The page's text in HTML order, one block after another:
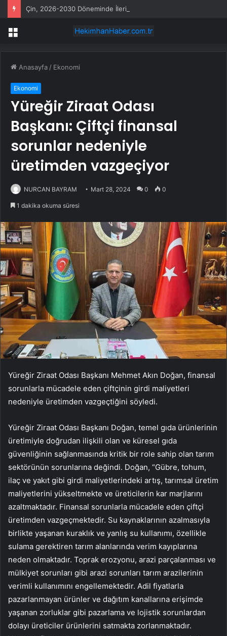
Menü
Anasayfa / Ekonomi
Ekonomi
Yüreğir Ziraat Odası
Başkanı: Çiftçi finansal
sorunlar nedeniyle
üretimden vazgeçiyor
NURCAN BAYRAM Mart 28, 2024 0 0
1 dakika okuma süresi
Yüreğir Ziraat Odası Başkanı Mehmet Akın Doğan, finansal
sorunlarla mücadele eden çiftçinin girdi maliyetleri
nedeniyle üretimden vazgeçtiğini söyledi.
Yüreğir Ziraat Odası Başkanı Doğan, temel gıda ürünlerinin
üretimiyle doğrudan ilişkili olan ve küresel gıda
güvenliğinin sağlanmasında kritik bir role sahip olan tarım
sektörünün sorunlarına değindi. Doğan, “Gübre, tohum,
ilaç ve yakıt gibi girdi maliyetlerindeki artış, tarımsal üretim
maliyetlerini yükseltmekte ve üreticilerin kar marjlarını
azaltmaktadır. Finansal sorunlarla mücadele eden çiftçi
üretimden vazgeçmektedir. Su kaynaklarının azalmasıyla
birlikte yaşanan kuraklık ve yanlış su kullanımı, özellikle
sulama gerektiren tarım alanlarında verim kayıplarına
neden olmaktadır. Toprak erozyonu, arazi parçalanması ve
mülkiyet sorunları gibi arazi sorunları tarım arazilerinin
verimli kullanımını engellemektedir. Adil fiyatlarla
pazarlanmayan ürünler ve dağıtım kanallarına erişimde
yaşanan zorluklar gibi pazarlama ve lojistik sorunlardan
dolayı üreticiler ürünlerini satmakta zorlanmaktadır.